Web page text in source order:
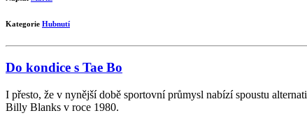
Kategorie Hubnutí
Do kondice s Tae Bo
I přesto, že v nynější době sportovní průmysl nabízí spoustu
Billy Blanks v roce 1980.